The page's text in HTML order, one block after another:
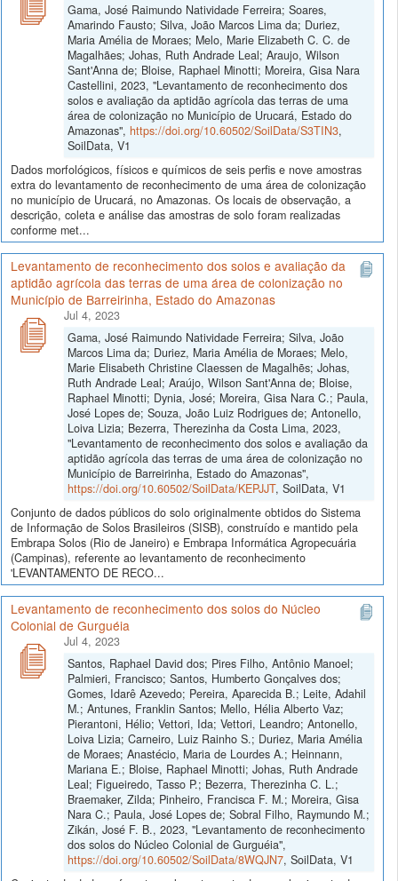
Gama, José Raimundo Natividade Ferreira; Soares,
Amarindo Fausto; Silva, João Marcos Lima da; Duriez,
Maria Amélia de Moraes; Melo, Marie Elizabeth C. C. de
Magalhães; Johas, Ruth Andrade Leal; Araujo, Wilson
Sant'Anna de; Bloise, Raphael Minotti; Moreira, Gisa Nara
Castellini, 2023, "Levantamento de reconhecimento dos
solos e avaliação da aptidão agrícola das terras de uma
área de colonização no Município de Urucará, Estado do
Amazonas", https://doi.org/10.60502/SoilData/S3TIN3,
SoilData, V1
Dados morfológicos, físicos e químicos de seis perfis e nove amostras
extra do levantamento de reconhecimento de uma área de colonização
no município de Urucará, no Amazonas. Os locais de observação, a
descrição, coleta e análise das amostras de solo foram realizadas
conforme met...
Levantamento de reconhecimento dos solos e avaliação da
aptidão agrícola das terras de uma área de colonização no
Município de Barreirinha, Estado do Amazonas
Jul 4, 2023
Gama, José Raimundo Natividade Ferreira; Silva, João
Marcos Lima da; Duriez, Maria Amélia de Moraes; Melo,
Marie Elisabeth Christine Claessen de Magalhẽs; Johas,
Ruth Andrade Leal; Araújo, Wilson Sant'Anna de; Bloise,
Raphael Minotti; Dynia, José; Moreira, Gisa Nara C.; Paula,
José Lopes de; Souza, João Luiz Rodrigues de; Antonello,
Loiva Lizia; Bezerra, Therezinha da Costa Lima, 2023,
"Levantamento de reconhecimento dos solos e avaliação da
aptidão agrícola das terras de uma área de colonização no
Município de Barreirinha, Estado do Amazonas",
https://doi.org/10.60502/SoilData/KEPJJT, SoilData, V1
Conjunto de dados públicos do solo originalmente obtidos do Sistema
de Informação de Solos Brasileiros (SISB), construído e mantido pela
Embrapa Solos (Rio de Janeiro) e Embrapa Informática Agropecuária
(Campinas), referente ao levantamento de reconhecimento
'LEVANTAMENTO DE RECO...
Levantamento de reconhecimento dos solos do Núcleo
Colonial de Gurguéia
Jul 4, 2023
Santos, Raphael David dos; Pires Filho, Antônio Manoel;
Palmieri, Francisco; Santos, Humberto Gonçalves dos;
Gomes, Idarê Azevedo; Pereira, Aparecida B.; Leite, Adahil
M.; Antunes, Franklin Santos; Mello, Hélia Alberto Vaz;
Pierantoni, Hélio; Vettori, Ida; Vettori, Leandro; Antonello,
Loiva Lizia; Carneiro, Luiz Rainho S.; Duriez, Maria Amélia
de Moraes; Anastécio, Maria de Lourdes A.; Heinnann,
Mariana E.; Bloise, Raphael Minotti; Johas, Ruth Andrade
Leal; Figueiredo, Tasso P.; Bezerra, Therezinha C. L.;
Braemaker, Zilda; Pinheiro, Francisca F. M.; Moreira, Gisa
Nara C.; Paula, José Lopes de; Sobral Filho, Raymundo M.;
Zikán, José F. B., 2023, "Levantamento de reconhecimento
dos solos do Núcleo Colonial de Gurguéia",
https://doi.org/10.60502/SoilData/8WQJN7, SoilData, V1